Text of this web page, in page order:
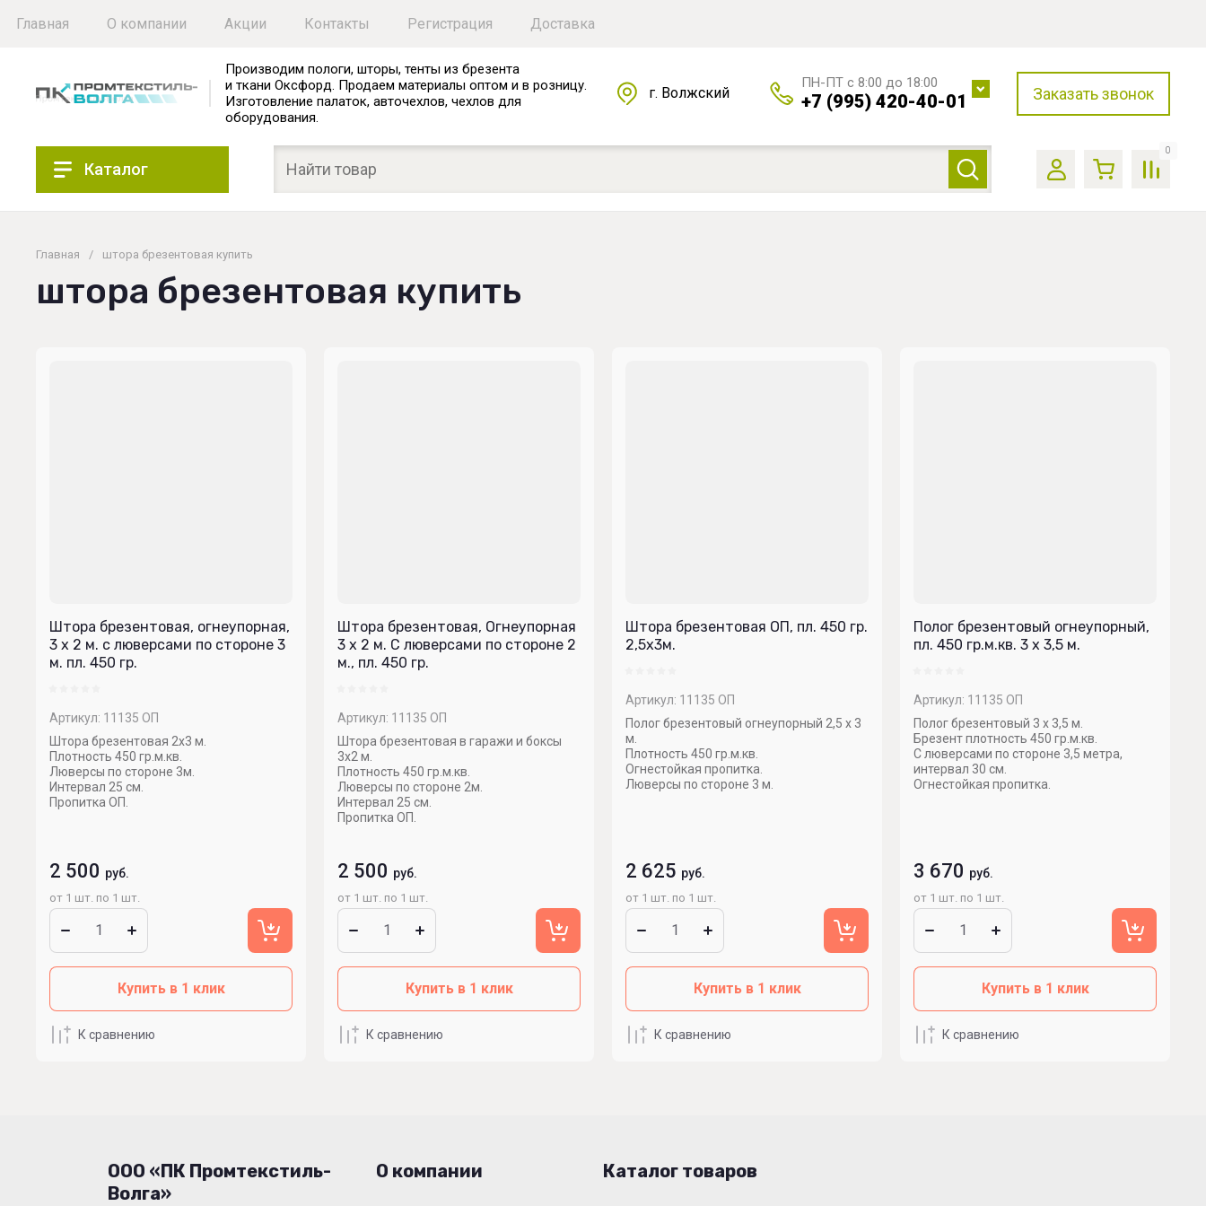
Главная О компании Акции Контакты Регистрация Доставка
Производим пологи, шторы, тенты из брезента
и ткани Оксфорд. Продаем материалы оптом и в розницу.
Изготовление палаток, авточехлов, чехлов для
оборудования.
г. Волжский
ПН-ПТ с 8:00 до 18:00
+7 (995) 420-40-01 Заказать звонок
Каталог
0
Главная / штора брезентовая купить
штора брезентовая купить
Штора брезентовая, огнеупорная,
3 х 2 м. с люверсами по стороне 3
м. пл. 450 гр.
Артикул: 11135 ОП
Штора брезентовая 2х3 м.
Плотность 450 гр.м.кв.
Люверсы по стороне 3м.
Интервал 25 см.
Пропитка ОП.
2 500 руб.
от 1 шт. по 1 шт.
Купить в 1 клик
К сравнению
Штора брезентовая, Огнеупорная
3 х 2 м. С люверсами по стороне 2
м., пл. 450 гр.
Артикул: 11135 ОП
Штора брезентовая в гаражи и боксы
3х2 м.
Плотность 450 гр.м.кв.
Люверсы по стороне 2м.
Интервал 25 см.
Пропитка ОП.
2 500 руб.
от 1 шт. по 1 шт.
Купить в 1 клик
К сравнению
Штора брезентовая ОП, пл. 450 гр.
2,5х3м.
Артикул: 11135 ОП
Полог брезентовый огнеупорный 2,5 х 3
м.
Плотность 450 гр.м.кв.
Огнестойкая пропитка.
Люверсы по стороне 3 м.
2 625 руб.
от 1 шт. по 1 шт.
Купить в 1 клик
К сравнению
Полог брезентовый огнеупорный,
пл. 450 гр.м.кв. 3 х 3,5 м.
Артикул: 11135 ОП
Полог брезентовый 3 х 3,5 м.
Брезент плотность 450 гр.м.кв.
С люверсами по стороне 3,5 метра,
интервал 30 см.
Огнестойкая пропитка.
3 670 руб.
от 1 шт. по 1 шт.
Купить в 1 клик
К сравнению
ООО «ПК Промтекстиль-
Волга»
О компании Каталог товаров